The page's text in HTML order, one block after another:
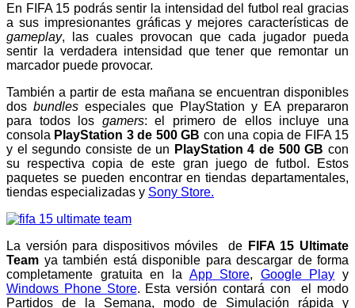
En FIFA 15 podrás sentir la intensidad del futbol real gracias
a sus impresionantes gráficas y mejores características de
gameplay, las cuales provocan que cada jugador pueda
sentir la verdadera intensidad que tener que remontar un
marcador puede provocar.
También a partir de esta mañana se encuentran disponibles
dos bundles especiales que PlayStation y EA prepararon
para todos los gamers: el primero de ellos incluye una
consola PlayStation 3 de 500 GB con una copia de FIFA 15
y el segundo consiste de un PlayStation 4 de 500 GB con
su respectiva copia de este gran juego de futbol. Estos
paquetes se pueden encontrar en tiendas departamentales,
tiendas especializadas y Sony Store.
La versión para dispositivos móviles de FIFA 15 Ultimate
Team ya también está disponible para descargar de forma
completamente gratuita en la App Store, Google Play y
Windows Phone Store. Esta versión contará con el modo
Partidos de la Semana, modo de Simulación rápida y